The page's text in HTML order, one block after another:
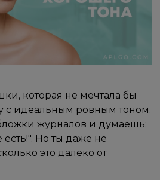
которая не мечтала бы
с идеальным ровным тоном.
журналов и думаешь:
есть!". Но ты даже не
это далеко от